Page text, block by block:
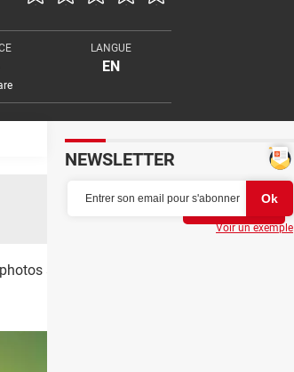
LANGUE
EN
à partir de son appareil Android.
NEWSLETTER
Voir un exemple